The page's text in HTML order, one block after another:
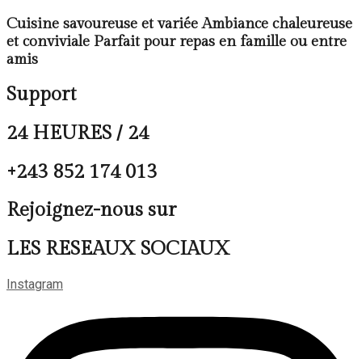
Cuisine savoureuse et variée Ambiance chaleureuse
et conviviale Parfait pour repas en famille ou entre
amis
Support
24 HEURES / 24
+243 852 174 013
Rejoignez-nous sur
LES RESEAUX SOCIAUX
Instagram